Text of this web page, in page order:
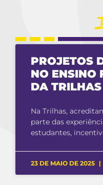
PROJETOS
NO ENSINO
DA TRILHAS
Na Trilhas,
parte das
estudantes,
23 DE MAIO DE 2025